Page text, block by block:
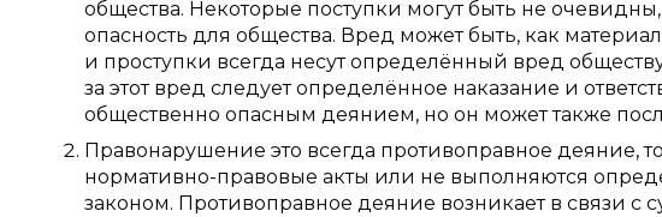
общества. Некоторые поступки могут быть не
опасность для общества. Вред может быть, как
и проступки всегда несут определённый вред
за этот вред следует определённое наказание и
общественно опасным деянием, но он может также
Правонарушение это всегда противоправное деяние,
нормативно-правовые акты или не выполняются
законом. Противоправное деяние возникает в связи с